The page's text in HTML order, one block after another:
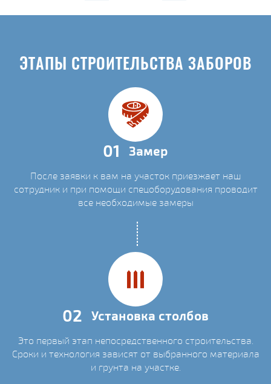
ЭТАПЫ СТРОИТЕЛЬСТВА ЗАБОРОВ
01 Замер
После заявки к вам на участок приезжает наш
сотрудник и при помощи спецоборудования проводит
все необходимые замеры
02 Установка столбов
Это первый этап непосредственного строительства.
Сроки и технология зависят от выбранного материала
и грунта на участке.